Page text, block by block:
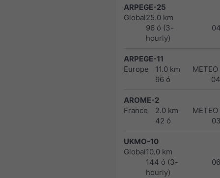
ARPEGE-25
Global25.0 km
96 ó (3-
hourly)
ARPEGE-11
Europe
11.0 km
96 ó
AROME-2
France
2.0 km
42 ó
UKMO-10
Global10.0 km
144 ó (3-
hourly)